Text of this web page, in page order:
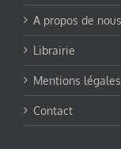
A propos de nous
Librairie
Mentions légales
Contact